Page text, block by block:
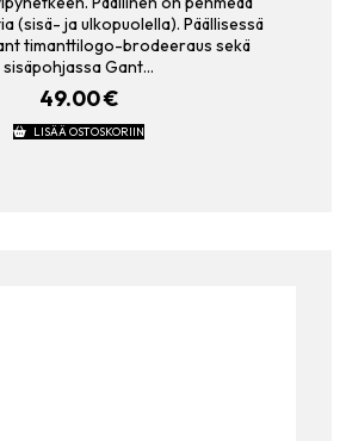
(sisä- ja ulkopuolella). Päällisessä
timanttilogo-brodeeraus sekä
sisäpohjassa Gant…
49.00€
LISÄÄ OSTOSKORIIN